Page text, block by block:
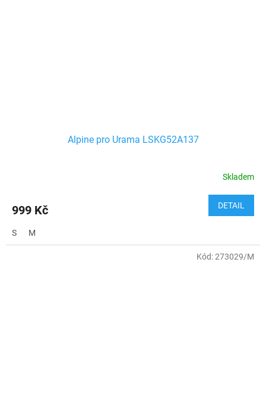
Alpine pro Urama LSKG52A137
Skladem
999 Kč DETAIL
S M
Kód:273029/M